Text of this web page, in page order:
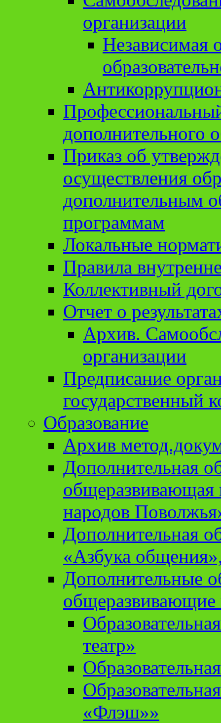
организации
Независимая
дополнительного
Приказ об
осуществления
дополнительным
программам
Локальные
Правила
Коллективный
Отчет о
Архив.
организации
Предписание
государственный
Образование
Архив
Дополнительная
народов
Дополнительная
«Азбука
Дополнительные
театр»
«Флэш»»